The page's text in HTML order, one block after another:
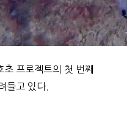
프로젝트의 첫 번째
들고 있다.